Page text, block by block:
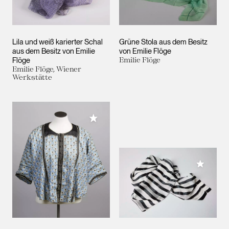
Lila und weiß karierter Schal
aus dem Besitz von Emilie
Flöge
Emilie Flöge, Wiener
Werkstätte
Grüne Stola aus dem Besitz
von Emilie Flöge
Emilie Flöge
Meiner Sammlung hinzufügen
Meiner